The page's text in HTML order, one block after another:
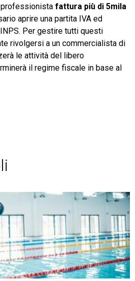
professionista fattura più di 5mila
aprire una partita IVA ed
Per gestire tutti questi
rivolgersi a un commercialista di
le attività del libero
il regime fiscale in base al